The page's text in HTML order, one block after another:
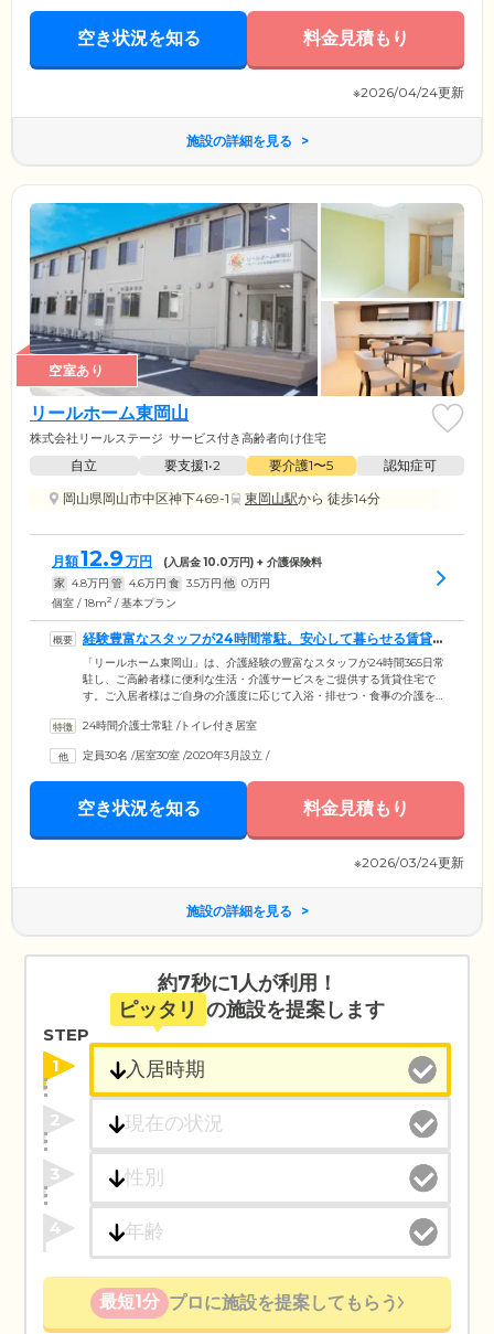
空き状況を知る 料金見積もり
※2026/04/24更新
施設の詳細を見る
空室あり
リールホーム東岡山
株式会社リールステージ サービス付き高齢者向け住宅
自立 要支援1•2 要介護1〜5
認知症可
岡山県岡山市中区神下469-1
東岡山駅から 徒歩14分
月額12.9 万円 (入居金10.0万円) + 介護保険料
家 4.8万円 管 4.6万円 食 3.5万円 他 0万円
個室 / 18m2 / 基本プラン
経験豊富なスタッフが24時間常駐。安心して暮らせる賃貸
住宅です
「リールホーム東岡山」は、介護経験の豊富なスタッフが24時間365日常
駐し、ご高齢者様に便利な生活・介護サービスをご提供する賃貸住宅で
す。ご入居者様はご自身の介護度に応じて入浴・排せつ・食事の介護を
のお食事を毎日ご提供。栄養バランスはもちろんのこと味にもこだわっ
また、介護を必要とする方の経済的負担を少しでも軽減できるよう、高
額な入居金は不要としました。費用面でお悩みの方もぜひ一度ご相談く
24時間介護士常駐 /トイレ付き居室
定員30名 /居室30室 /2020年3月設立 /
空き状況を知る 料金見積もり
※2026/03/24更新
施設の詳細を見る
約7秒に1人が利用！
ピッタリ の施設を提案します
STEP
1
2
3
4
最短1分 プロに施設を提案してもらう